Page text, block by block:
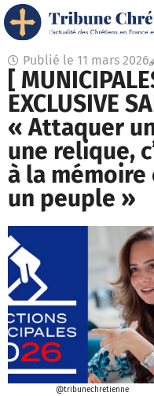
Publié le 11 mars 2026
[
EXCLUSIVE
« Attaquer
une relique,
à la
un peuple »
@tribunechretienne